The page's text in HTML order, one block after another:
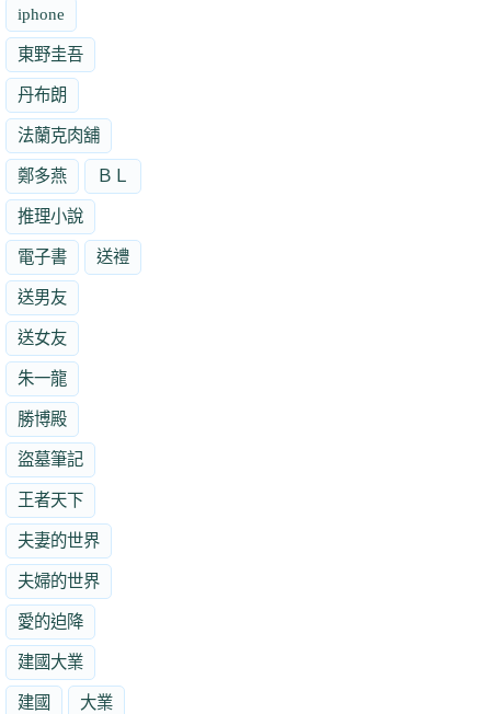
iphone
東野圭吾
丹布朗
法蘭克肉舖
鄭多燕 ＢＬ
推理小說
電子書 送禮
送男友
送女友
朱一龍
勝博殿
盜墓筆記
王者天下
夫妻的世界
夫婦的世界
愛的迫降
建國大業
建國 大業